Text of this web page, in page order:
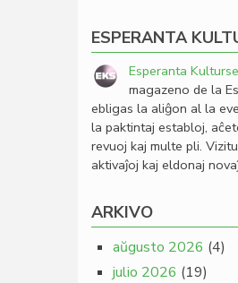
ESPERANTA
Esperanta
magazeno de la
ebligas la aliĝon al la
la paktintaj establoj,
revuoj kaj multe pli.
aktivaĵoj kaj eldonaj
ARKIVO
aŭgusto 2026 (4)
julio 2026 (19)